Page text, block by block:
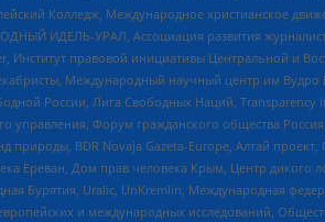
Колледж, Международное христианское
ИДЕЛЬ-УРАЛ, Ассоциация развития
правовой инициативы Центральной и
Международный научный центр им
России, Лига Свободных Наций,
управления, Форум гражданского общества
BDR Novaja Gazeta-Europe, Алтай
Ереван, Дом прав человека Крым, Центр
Бурятия, Uralic, UnKremlin, Международная
и международных исследований,